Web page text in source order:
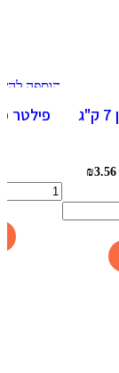
הוספה
תצוגה
הוספה